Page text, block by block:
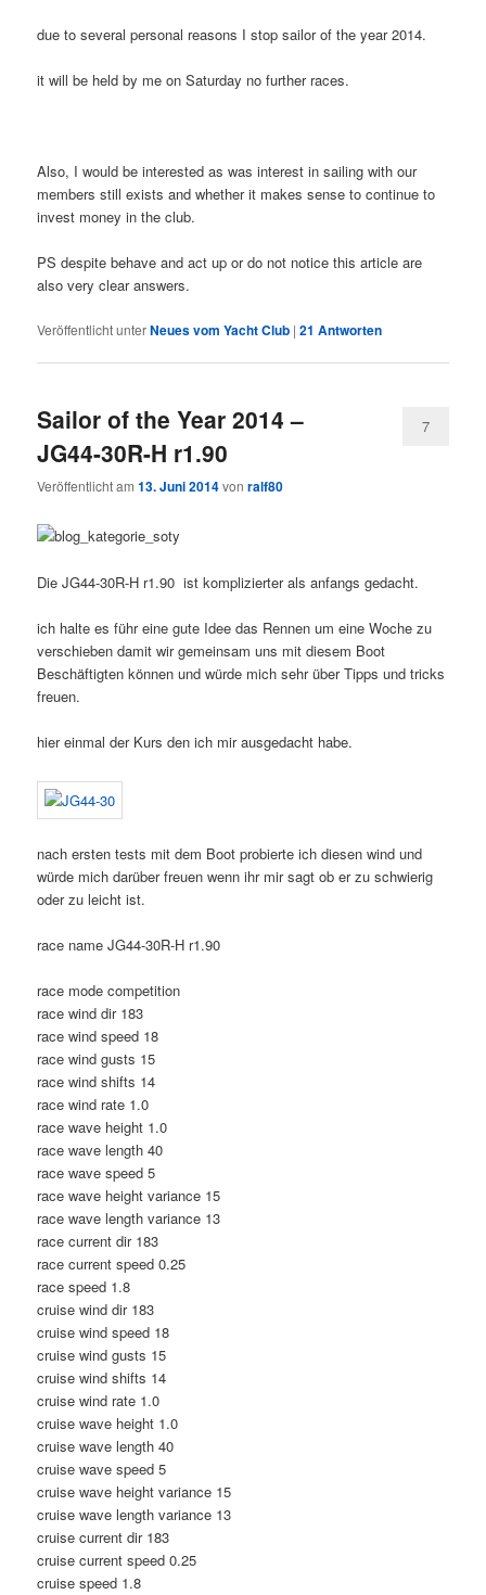
due to several personal reasons I stop sailor of the year 2014.
it will be held by me on Saturday no further races.
Also, I would be interested as was interest in sailing with our
members still exists and whether it makes sense to continue to
invest money in the club.
PS despite behave and act up or do not notice this article are
also very clear answers.
Veröffentlicht unterNeues vom Yacht Club |21 Antworten
Sailor of the Year 2014 –
JG44-30R-H r1.90
Veröffentlicht am13. Juni 2014vonralf80
7
Die JG44-30R-H r1.90 ist komplizierter als anfangs gedacht.
ich halte es führ eine gute Idee das Rennen um eine Woche zu
verschieben damit wir gemeinsam uns mit diesem Boot
Beschäftigten können und würde mich sehr über Tipps und tricks
freuen.
hier einmal der Kurs den ich mir ausgedacht habe.
nach ersten tests mit dem Boot probierte ich diesen wind und
würde mich darüber freuen wenn ihr mir sagt ob er zu schwierig
oder zu leicht ist.
race name JG44-30R-H r1.90
race mode competition
race wind dir 183
race wind speed 18
race wind gusts 15
race wind shifts 14
race wind rate 1.0
race wave height 1.0
race wave length 40
race wave speed 5
race wave height variance 15
race wave length variance 13
race current dir 183
race current speed 0.25
race speed 1.8
cruise wind dir 183
cruise wind speed 18
cruise wind gusts 15
cruise wind shifts 14
cruise wind rate 1.0
cruise wave height 1.0
cruise wave length 40
cruise wave speed 5
cruise wave height variance 15
cruise wave length variance 13
cruise current dir 183
cruise current speed 0.25
cruise speed 1.8